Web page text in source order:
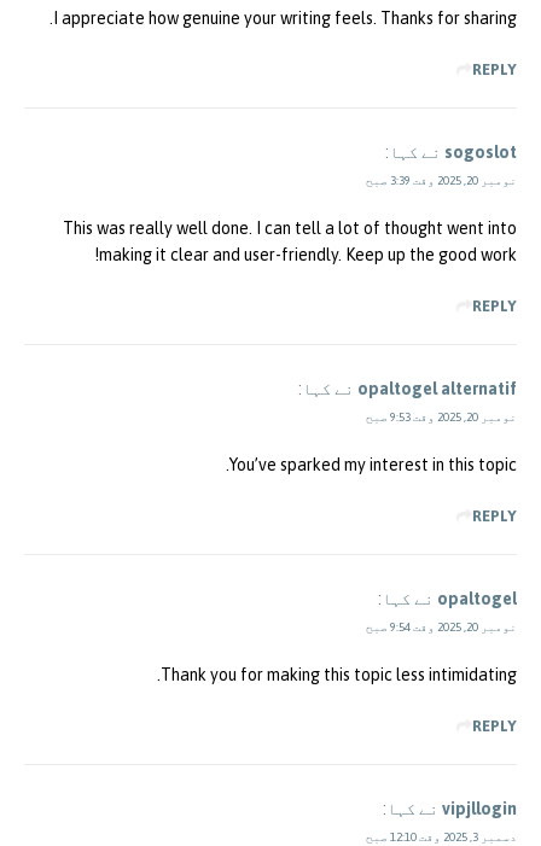
I appreciate how genuine your writing feels. Thanks for sharing.
REPLY
sogoslot نے کہا:
نومبر 20, 2025 وقت 3:39 صبح
This was really well done. I can tell a lot of thought went into
making it clear and user-friendly. Keep up the good work!
REPLY
opaltogel alternatif نے کہا:
نومبر 20, 2025 وقت 9:53 صبح
You’ve sparked my interest in this topic.
REPLY
opaltogel نے کہا:
نومبر 20, 2025 وقت 9:54 صبح
Thank you for making this topic less intimidating.
REPLY
vipjllogin نے کہا:
دسمبر 3, 2025 وقت 12:10 صبح